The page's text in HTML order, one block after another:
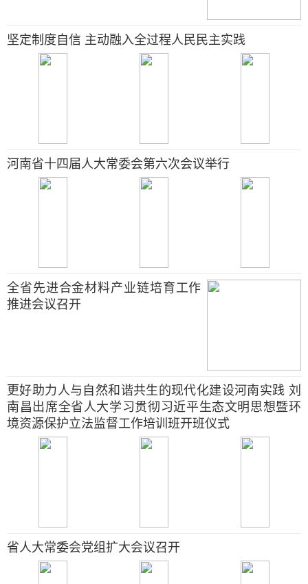
坚定制度自信 主动融入全过程人民民主实践
河南省十四届人大常委会第六次会议举行
全省先进合金材料产业链培育工作
推进会议召开
更好助力人与自然和谐共生的现代化建设河南实践 刘
南昌出席全省人大学习贯彻习近平生态文明思想暨环
境资源保护立法监督工作培训班开班仪式
省人大常委会党组扩大会议召开